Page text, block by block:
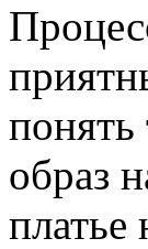
понять
образ
платье